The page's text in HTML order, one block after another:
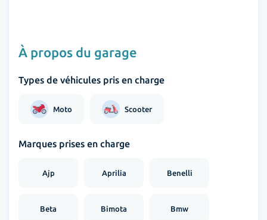
À propos du garage
Types de véhicules pris en charge
Moto Scooter
Marques prises en charge
Ajp Aprilia Benelli
Beta Bimota Bmw